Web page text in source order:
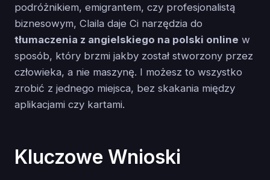
podróżnikiem, emigrantem, czy profesjonalistą
biznesowym, Claila daje Ci narzędzia do
tłumaczenia z angielskiego na polski online w
sposób, który brzmi jakby został stworzony przez
człowieka, a nie maszynę. I możesz to wszystko
zrobić z jednego miejsca, bez skakania między
aplikacjami czy kartami.
Kluczowe Wnioski